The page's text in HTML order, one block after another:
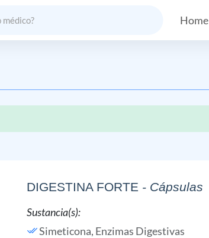
Home
DIGESTINA FORTE - Cápsulas
Sustancia(s):
Simeticona, Enzimas Digestivas